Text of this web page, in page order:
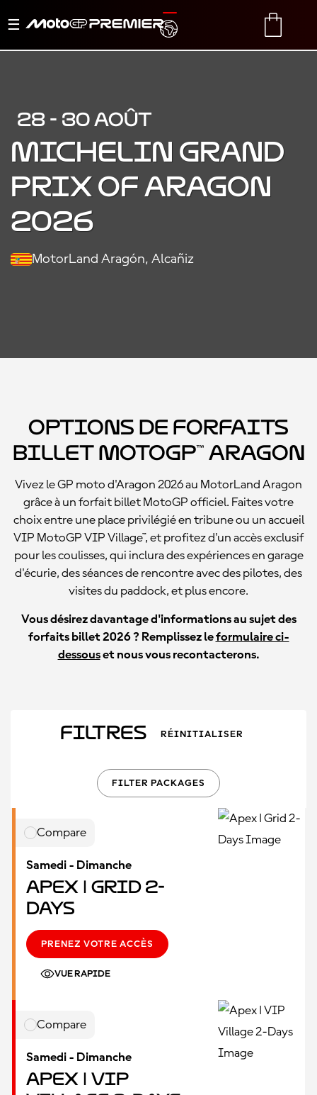
Basculer
navigation
TRANSLATE
28 - 30 AOÛT
MICHELIN GRAND
PRIX OF ARAGON
2026
MotorLand Aragón, Alcañiz
Options de forfaits
billet MotoGP™ Aragon
Vivez le GP moto d'Aragon 2026 au MotorLand Aragon
grâce à un forfait billet MotoGP officiel. Faites votre
choix entre une place privilégié en tribune ou un accueil
VIP MotoGP VIP Village™, et profitez d'un accès exclusif
pour les coulisses, qui inclura des expériences en garage
d'écurie, des séances de rencontre avec des pilotes, des
visites du paddock, et plus encore.
Vous désirez davantage d'informations au sujet des
forfaits billet 2026 ? Remplissez leformulaire ci-
dessouset nous vous recontacterons.
Filtres RÉINITIALISER
FILTER PACKAGES
Compare
Samedi - Dimanche
Apex | Grid 2-
Days
PRENEZ VOTRE ACCÈS
VUE RAPIDE
Compare
Samedi - Dimanche
Apex | VIP